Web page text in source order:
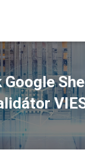
Google